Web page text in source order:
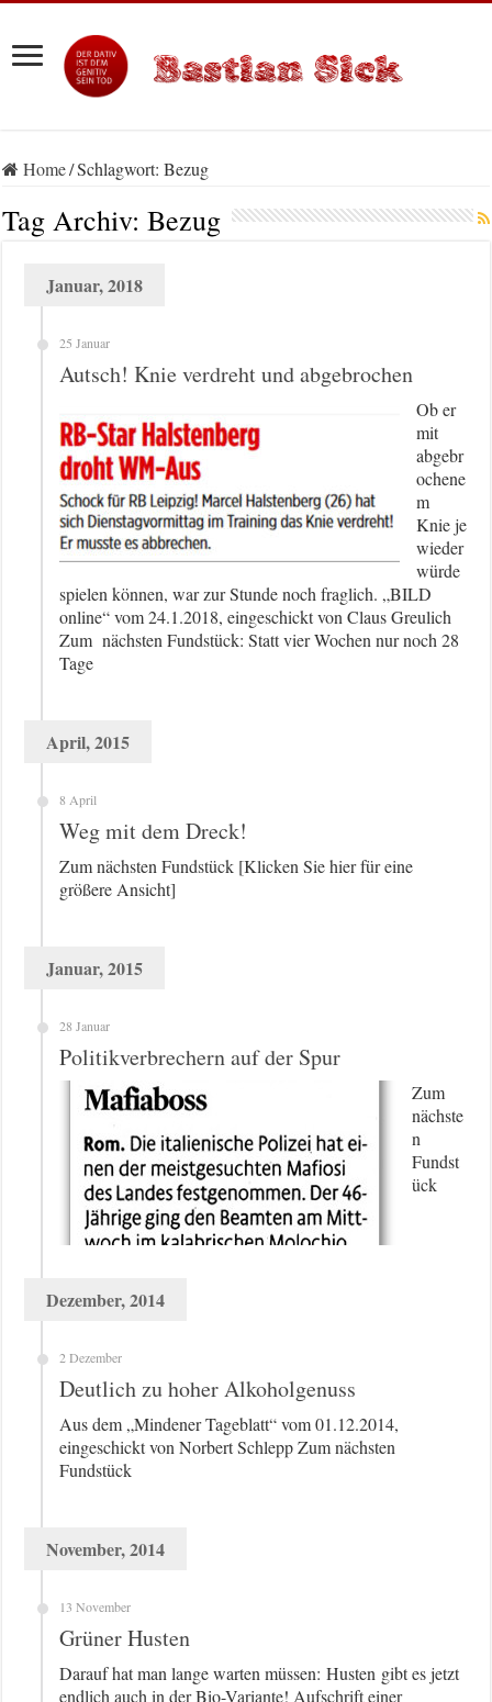
Home/Schlagwort:Bezug
Tag Archiv:Bezug
Januar, 2018
25 Januar
Autsch! Knie verdreht und abgebrochen
Ob er
mit
abgebr
ochene
m
Knie je
wieder
würde
spielen können, war zur Stunde noch fraglich. „BILD
online“ vom 24.1.2018, eingeschickt von Claus Greulich
Zum nächsten Fundstück: Statt vier Wochen nur noch 28
Tage
April, 2015
8 April
Weg mit dem Dreck!
Zum nächsten Fundstück [Klicken Sie hier für eine
größere Ansicht]
Januar, 2015
28 Januar
Politikverbrechern auf der Spur
Zum
nächste
n
Fundst
ück
Dezember, 2014
2 Dezember
Deutlich zu hoher Alkoholgenuss
Aus dem „Mindener Tageblatt“ vom 01.12.2014,
eingeschickt von Norbert Schlepp Zum nächsten
Fundstück
November, 2014
13 November
Grüner Husten
Darauf hat man lange warten müssen: Husten gibt es jetzt
endlich auch in der Bio-Variante! Aufschrift einer